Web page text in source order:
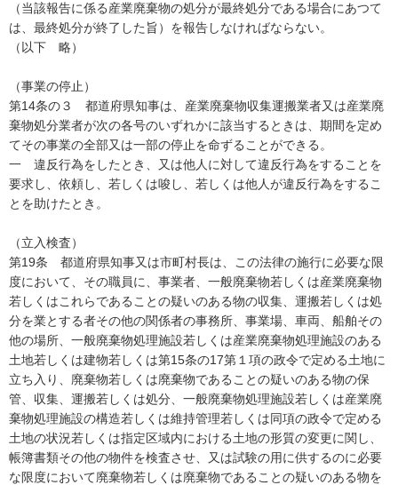
（当該報告に係る産業廃棄物の処分が最終処分である場合にあつて
は、最終処分が終了した旨）を報告しなければならない。
（以下 略）
（事業の停止）
第14条の３ 都道府県知事は、産業廃棄物収集運搬業者又は産業廃
棄物処分業者が次の各号のいずれかに該当するときは、期間を定め
てその事業の全部又は一部の停止を命ずることができる。
一 違反行為をしたとき、又は他人に対して違反行為をすることを
要求し、依頼し、若しくは唆し、若しくは他人が違反行為をするこ
とを助けたとき。
（立入検査）
第19条 都道府県知事又は市町村長は、この法律の施行に必要な限
度において、その職員に、事業者、一般廃棄物若しくは産業廃棄物
若しくはこれらであることの疑いのある物の収集、運搬若しくは処
分を業とする者その他の関係者の事務所、事業場、車両、船舶その
他の場所、一般廃棄物処理施設若しくは産業廃棄物処理施設のある
土地若しくは建物若しくは第15条の17第１項の政令で定める土地に
立ち入り、廃棄物若しくは廃棄物であることの疑いのある物の保
管、収集、運搬若しくは処分、一般廃棄物処理施設若しくは産業廃
棄物処理施設の構造若しくは維持管理若しくは同項の政令で定める
土地の状況若しくは指定区域内における土地の形質の変更に関し、
帳簿書類その他の物件を検査させ、又は試験の用に供するのに必要
な限度において廃棄物若しくは廃棄物であることの疑いのある物を